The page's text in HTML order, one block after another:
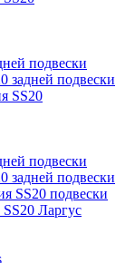
подвески
задней подвески
SS20
подвески
задней подвески
SS20 подвески
Ларгус